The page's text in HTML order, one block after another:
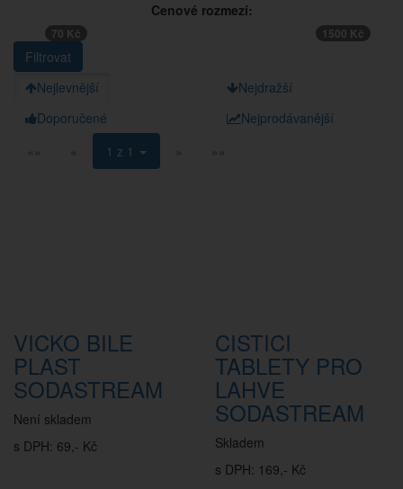
Cenové rozmezí:
70 Kč 1500 Kč
Nejlevnější
Nejdražší
Doporučené
Nejprodávanější
««
« 1 z 1 » »»
VICKO BILE
PLAST
SODASTREAM
Není skladem
s DPH: 69,- Kč
CISTICI
TABLETY PRO
LAHVE
SODASTREAM
Skladem
s DPH: 169,- Kč